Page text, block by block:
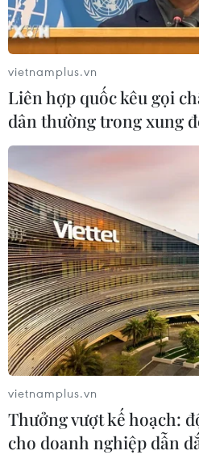
Vietcombank tiếp tục
dẫn đầu trên thị
29/04/2025 06:40
Vietcombank vinh danh tại
2025 với giải thưởng 'Best
dẫn đầu thị trường ngoại hối.
vietnamplus.vn
Liên hợp quốc kêu gọi
dân thường trong xung
vietnamplus.vn
Thưởng vượt kế hoạch:
cho doanh nghiệp dẫn